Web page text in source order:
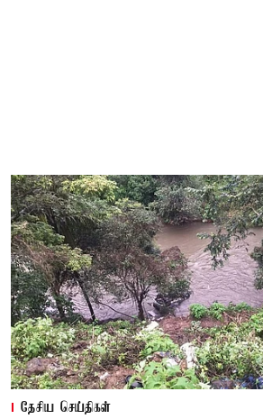
தேசிய செய்திகள்